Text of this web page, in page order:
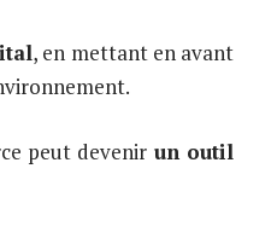
, en mettant en avant
peut devenir un outil